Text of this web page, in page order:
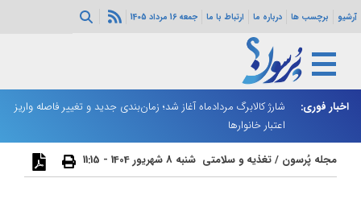
آرشیو برچسب ها درباره ما ارتباط با ما جمعه 16 مرداد 1405
اخبار فوری:
هرمز ادامه
شارژ کالابرگ مردادماه آغاز شد؛ زمان‌بندی جدید و تغییر فاصله واریز
اعتبار خانوارها
مجله پُرسون /تغذیه و سلامتی شنبه 8 شهریور 1404 - 11:15